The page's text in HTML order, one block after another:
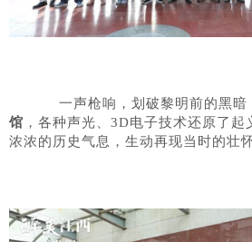
一声枪响，划破黎明前的黑暗
馆 ，各种声光、3D电子技术还原了
浓浓的历史气息，生动再现当时的壮